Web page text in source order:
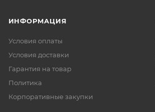
ИНФОРМАЦИЯ
Условия оплаты
Условия доставки
Гарантия на товар
Политика
Корпоративные закупки